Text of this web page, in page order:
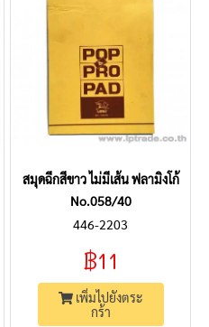
สมุดฉีกสีขาว ไม่มีเส้น ฟลามิงโก้
No.058/40
446-2203
฿11
เพิ่มไปยังตระ
กร้า